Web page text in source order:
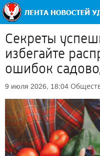
Секреты
избегайте
ошибок
9 июля 2026, 18:04